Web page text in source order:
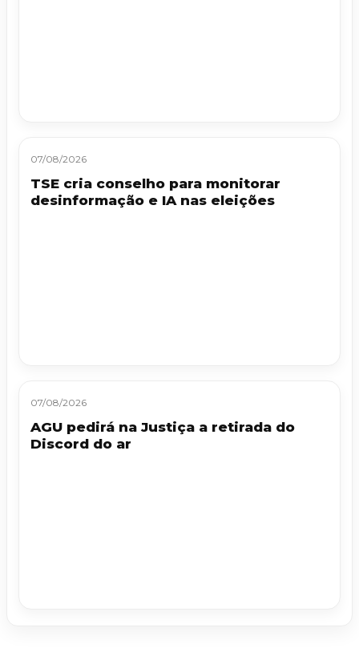
07/08/2026
TSE cria conselho para monitorar
desinformação e IA nas eleições
07/08/2026
AGU pedirá na Justiça a retirada do
Discord do ar